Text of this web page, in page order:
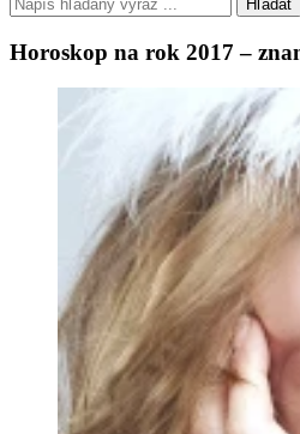
Hľadať
Horoskop na rok 2017 –